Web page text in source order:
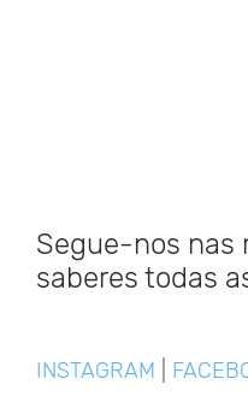
Segue-nos nas
saberes todas
INSTAGRAM